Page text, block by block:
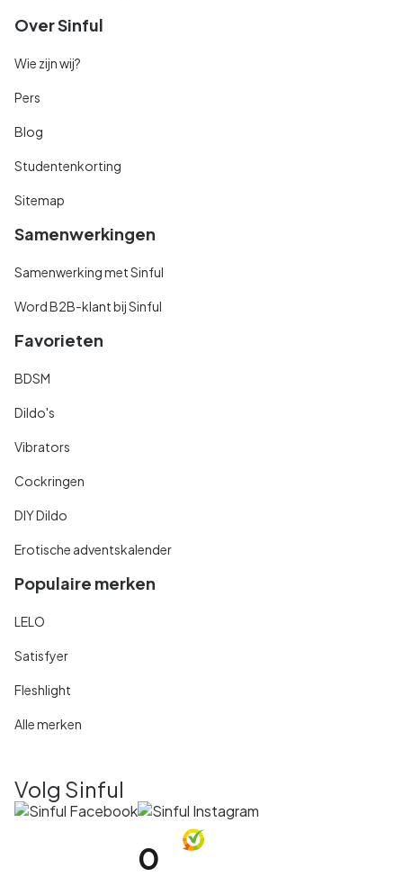
Over Sinful
Wie zijn wij?
Pers
Blog
Studentenkorting
Sitemap
Samenwerkingen
Samenwerking met Sinful
Word B2B-klant bij Sinful
Favorieten
BDSM
Dildo's
Vibrators
Cockringen
DIY Dildo
Erotische adventskalender
Populaire merken
LELO
Satisfyer
Fleshlight
Alle merken
Volg Sinful